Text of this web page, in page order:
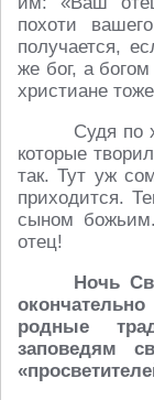
похоти
получается,
же бог, а
христиане
Судя по
которые
так. Тут уж
приходится.
сыном
отец!
Ночь
родные
заповедям